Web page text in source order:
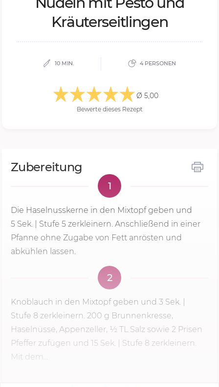
Kräu­ter­seit­lin­gen
10 MIN. 4 PERSONEN
Ø 5,00
Bewerte dieses Rezept
Zubereitung
1
Die Haselnusskerne in den Mixtopf geben und
5 Sek.
Stufe 5 zerkleinern. Anschließend in einer
Pfanne ohne Zugabe von Fett anrösten und
abkühlen lassen.
2
Knoblauch in den Mixtopf geben und 3 Sek.
Stufe 8 zerkleinern. 200 g Brunnenkresse,
Haselnüsse, Appenzeller, ½ TL Salz sowie 2 Prisen
Pfeffer zufügen und 15 Sek. | Stufe 8 zerkleinern.
Mit dem...